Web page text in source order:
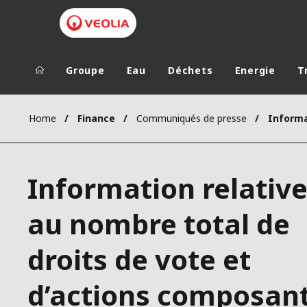
Groupe Veolia
CAMPUS
FONDATION
INSTITUT
Dans le
AMÉRIQUE
Groupe Eau Déchets Energie
Home Finance Communiqués de presse
Information relative
au nombre total de
droits de vote et
d’actions